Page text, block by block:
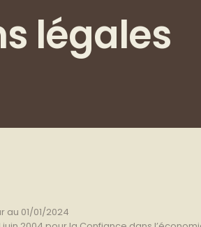
légales
au 01/01/2024